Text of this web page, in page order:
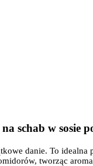
schab w sosie
danie. To
tworząc